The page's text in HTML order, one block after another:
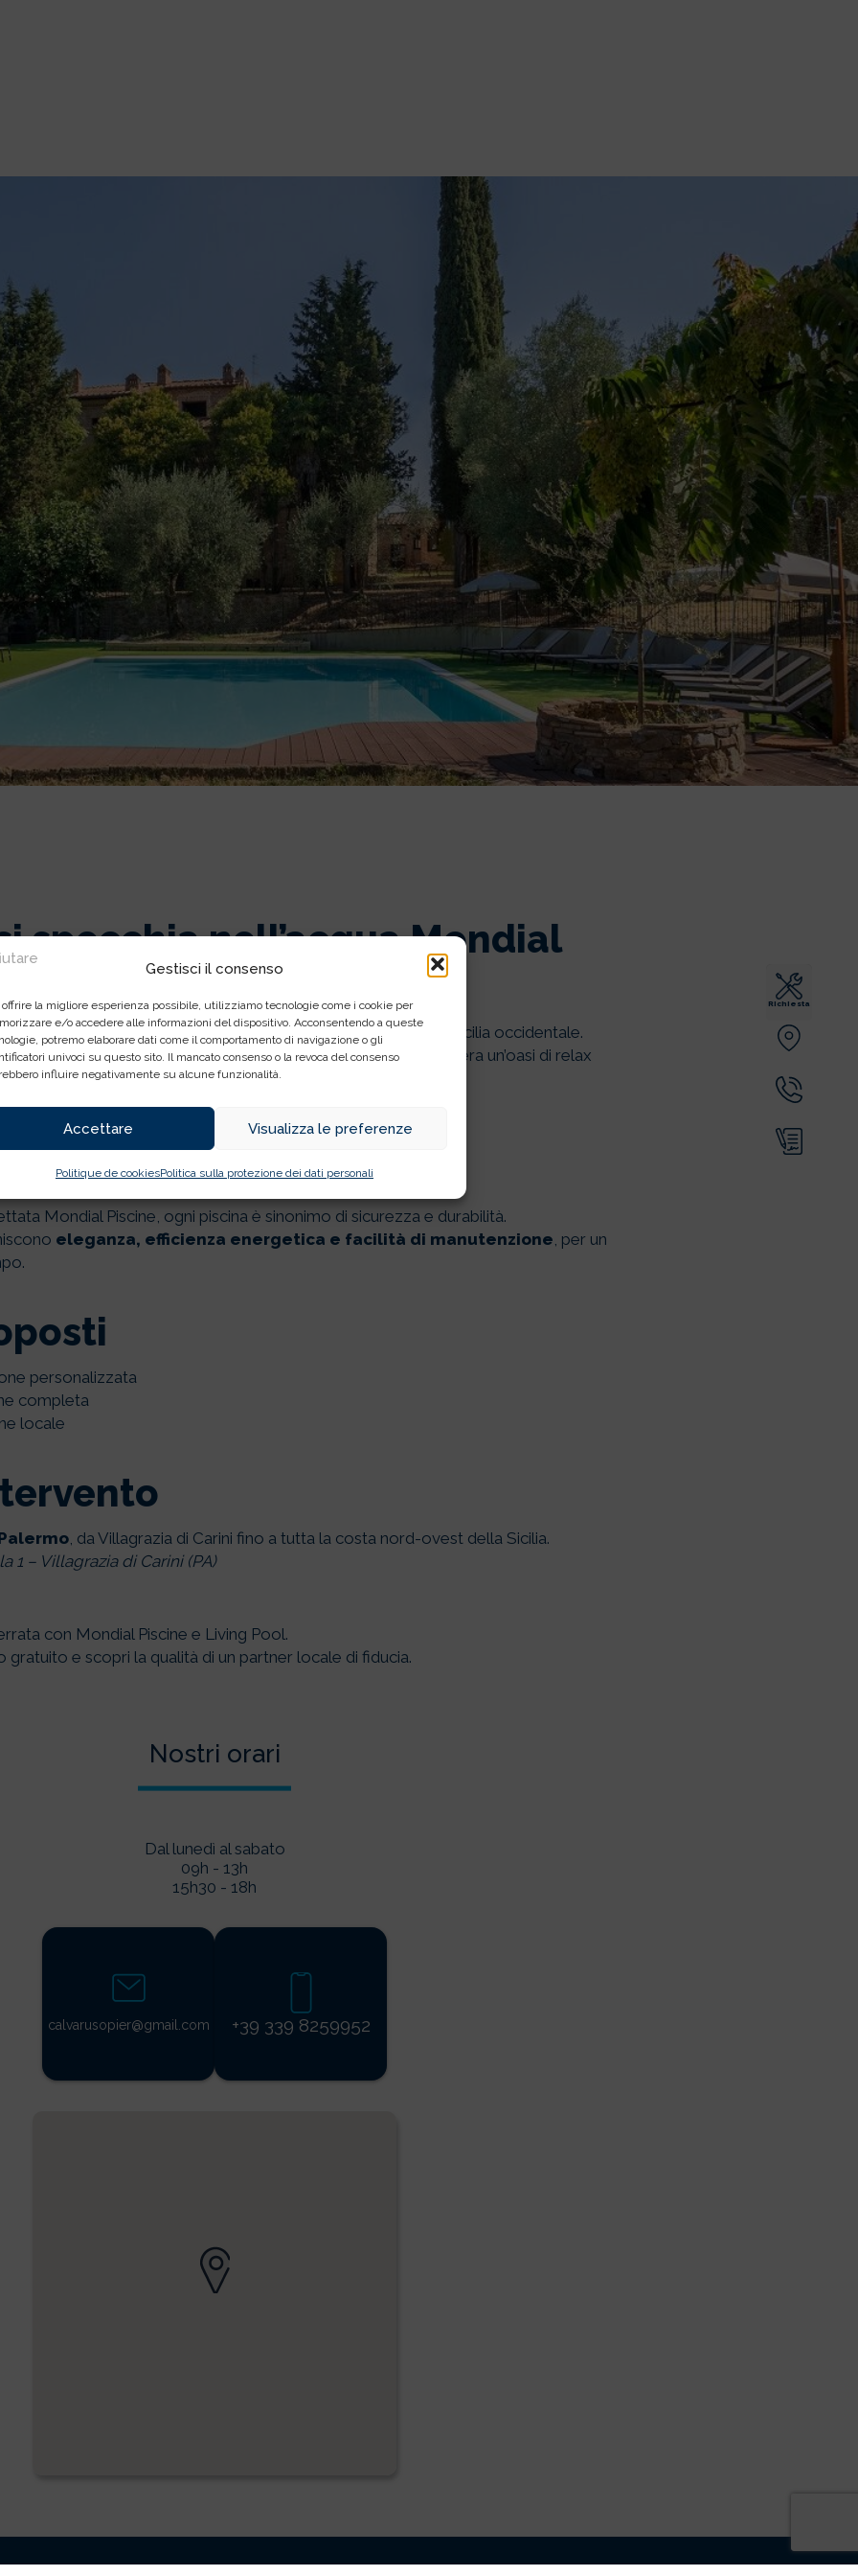
Gestisci il consenso
offrire la migliore esperienza possibile, utilizziamo tecnologie come i cookie per
e/o accedere alle informazioni del dispositivo. Acconsentendo a queste
potremo elaborare dati come il comportamento di navigazione o gli
univoci su questo sito. Il mancato consenso o la revoca del consenso
influire negativamente su alcune funzionalità.
Accettare Visualizza le preferenze
Politique de cookiesPolitica sulla protezione dei dati personali
Richiesta
specchia nell’acqua Mondial
Living Poolrappresenta l’eccellenza Mondial Piscine in Sicilia occidentale.
su misura, pensate per il clima mediterraneo e per chi desidera un’oasi di relax
stile e comfort
Mondial Piscine, ogni piscina è sinonimo di sicurezza e durabilità.
eleganza, efficienza energetica e facilità di manutenzione , per un
personalizzata
completa
locale
, da Villagrazia di Carini fino a tutta la costa nord-ovest della Sicilia.
1 – Villagrazia di Carini (PA)
con Mondial Piscine e Living Pool.
gratuito e scopri la qualità di un partner locale di fiducia.
Nostri orari
Dal lunedì al sabato
09h - 13h
15h30 - 18h
calvarusopier@gmail.com +39 339 8259952